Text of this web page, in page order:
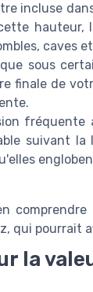
incluse
hauteur,
caves
sous
finale de
suivant la
qui pourrait
la